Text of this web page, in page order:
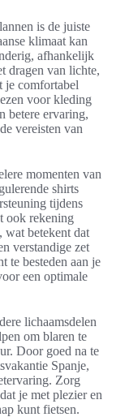
is de juiste
klimaat kan
afhankelijk
dragen van lichte,
je comfortabel
voor kleding
betere ervaring,
vereisten van
momenten van
shirts
tijdens
ook rekening
wat betekent dat
verstandige zet
te besteden aan je
een optimale
lichaamsdelen
om blaren te
Door goed na te
Spanje,
Zorg
je met plezier en
kunt fietsen.